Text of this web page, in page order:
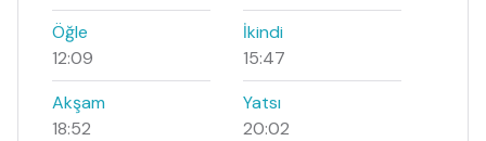
Öğle
12:09
İkindi
15:47
Akşam
18:52
Yatsı
20:02